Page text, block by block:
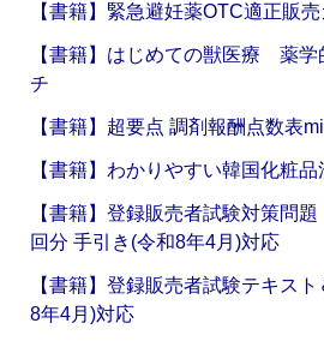
【書籍】緊急避妊薬OTC適正販
【書籍】はじめての獣医療 薬学
チ
【書籍】超要点 調剤報酬点数表
【書籍】わかりやすい韓国化粧
【書籍】登録販売者試験対策問
回分 手引き(令和8年4月)対応
【書籍】登録販売者試験テキス
8年4月)対応